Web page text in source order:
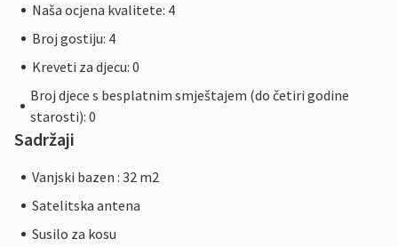
Naša ocjena kvalitete: 4
Broj gostiju: 4
Kreveti za djecu: 0
Broj djece s besplatnim smještajem (do četiri godine
starosti): 0
Sadržaji
Vanjski bazen : 32 m2
Satelitska antena
Susilo za kosu